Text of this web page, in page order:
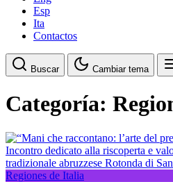
Esp
Ita
Contactos
Buscar Cambiar tema
Categoría:
Regiones de Italia